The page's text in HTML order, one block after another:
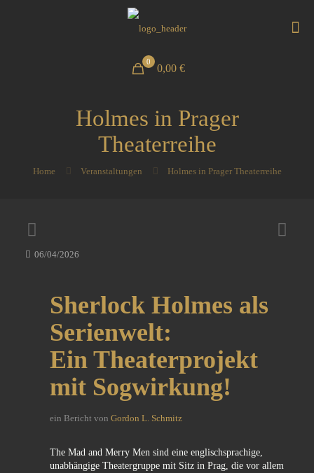
0
0,00 €
Holmes in Prager
Theaterreihe
Home Veranstaltungen Holmes in Prager Theaterreihe
06/04/2026
Sherlock Holmes als
Serienwelt:
Ein Theaterprojekt
mit Sogwirkung!
ein Bericht vonGordon L. Schmitz
The Mad and Merry Men sind eine englischsprachige,
unabhängige Theatergruppe mit Sitz in Prag, die vor allem